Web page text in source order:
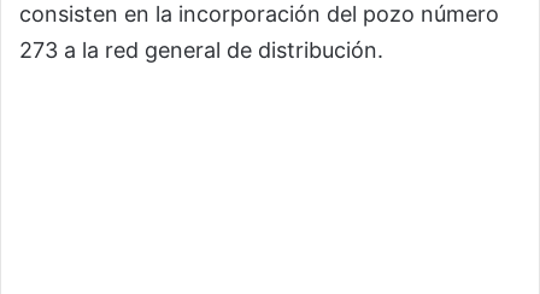
consisten en la incorporación del pozo número
273 a la red general de distribución.